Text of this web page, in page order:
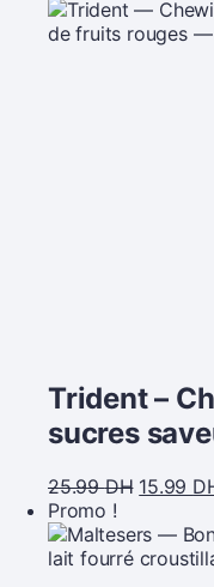
Trident –
sucres
25.99DH 15.99
Promo !